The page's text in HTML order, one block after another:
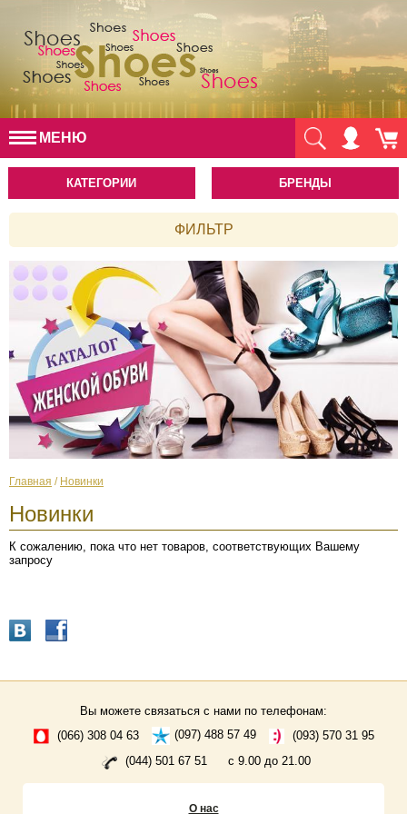
МЕНЮ
КАТЕГОРИИ БРЕНДЫ
ФИЛЬТР
Главная / Новинки
Новинки
К сожалению, пока что нет товаров, соответствующих Вашему
запросу
Вы можете связаться с нами по телефонам:
(066) 308 04 63
(097) 488 57 49
(093) 570 31 95
(044) 501 67 51
с 9.00 до 21.00
О нас